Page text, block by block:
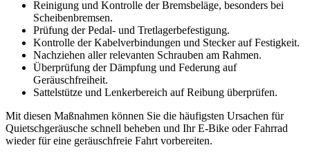
Reinigung und Kontrolle der Bremsbeläge, besonders bei
Scheibenbremsen.
Prüfung der Pedal- und Tretlagerbefestigung.
Kontrolle der Kabelverbindungen und Stecker auf Festigkeit.
Nachziehen aller relevanten Schrauben am Rahmen.
Überprüfung der Dämpfung und Federung auf
Geräuschfreiheit.
Sattelstütze und Lenkerbereich auf Reibung überprüfen.
Mit diesen Maßnahmen können Sie die häufigsten Ursachen für
Quietschgeräusche schnell beheben und Ihr E-Bike oder Fahrrad
wieder für eine geräuschfreie Fahrt vorbereiten.